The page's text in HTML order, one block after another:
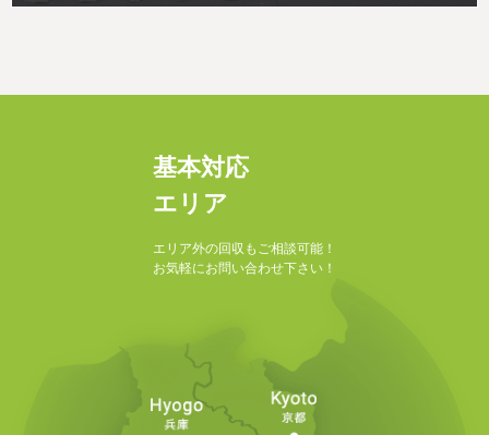
基本対応
エリア
エリア外の回収もご相談可能！
お気軽にお問い合わせ下さい！